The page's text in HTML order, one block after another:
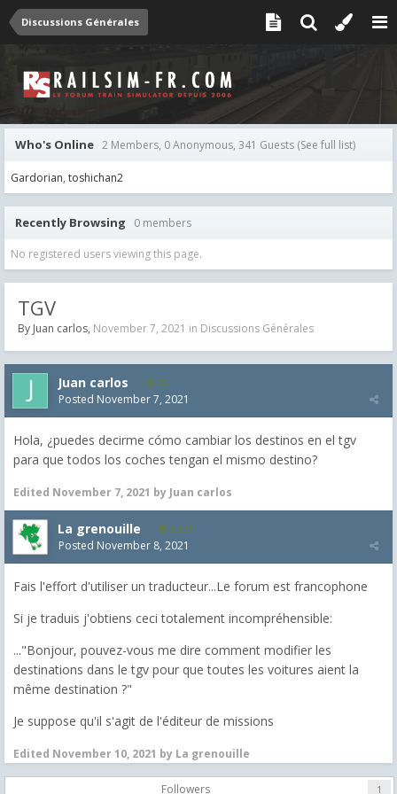
Discussions Générales
Who's Online 2 Members, 0 Anonymous, 341 Guests (See full list)
Gardorian toshichan2
Recently Browsing 0 members
No registered users viewing this page.
TGV
By Juan carlos, November 7, 2021 in Discussions Générales
Juan carlos 25
Posted November 7, 2021
Hola, ¿puedes decirme cómo cambiar los destinos en el tgv
para que todos los coches tengan el mismo destino?
Edited November 7, 2021 by Juan carlos
La grenouille 3,271
Posted November 8, 2021
Fais l'effort d'utiliser un traducteur...Le forum est francophone
Si je traduis j'obtiens ceci totalement incompréhensible:
..."Bonjour, pouvez-vous me dire comment modifier les
destinations dans le tgv pour que toutes les voitures aient la
même destination ?"
Je suppose qu'il s'agit de l'éditeur de missions
Edited November 10, 2021 by La grenouille
Followers 1